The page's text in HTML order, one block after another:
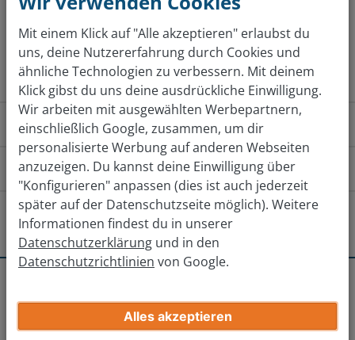
Jetzt kostenlos bewerten
Wie funktioniert das?
Gib deine Auto-Infos ein
Wie komme ich zu der Filiale?
Von Norden Von Süden
Über die A5 kommend die Ausfahrt 25-Weiterstadt in
Richtung B42 Darmstadt-Nord nehmen.
Nach ca. 1,5km rechts auf die Robert-Koch-Straße
(Beschilderung nach Weiterstadt-Süd) abbiegen.
Gibt es andere Filialen in der Nähe?
Darmstadt
Offenbach
Mit einem Klick auf "Alle akzeptieren" erlaubst du
uns, deine Nutzererfahrung durch Cookies und
ähnliche Technologien zu verbessern. Mit deinem
Klick gibst du uns deine ausdrückliche Einwilligung.
Wir arbeiten mit ausgewählten Werbepartnern,
einschließlich Google, zusammen, um dir
personalisierte Werbung auf anderen Webseiten
anzuzeigen. Du kannst deine Einwilligung über
"Konfigurieren" anpassen (dies ist auch jederzeit
später auf der Datenschutzseite möglich). Weitere
Informationen findest du in unserer
Datenschutzerklärung und in den
Datenschutzrichtlinien von Google.
Alles akzeptieren